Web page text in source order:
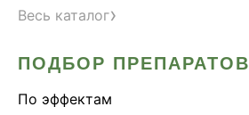
Весь каталог›
ПОДБОР ПРЕПАРАТОВ
По эффектам